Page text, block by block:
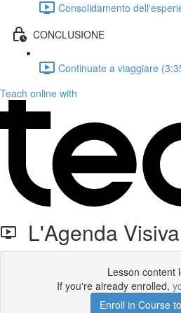
Consolidamento
CONCLUSIONE
Continuate a viaggiare
Teach online with
L'Agenda Visiva
Lesson content
If you're already enrolled,
Enroll in Course